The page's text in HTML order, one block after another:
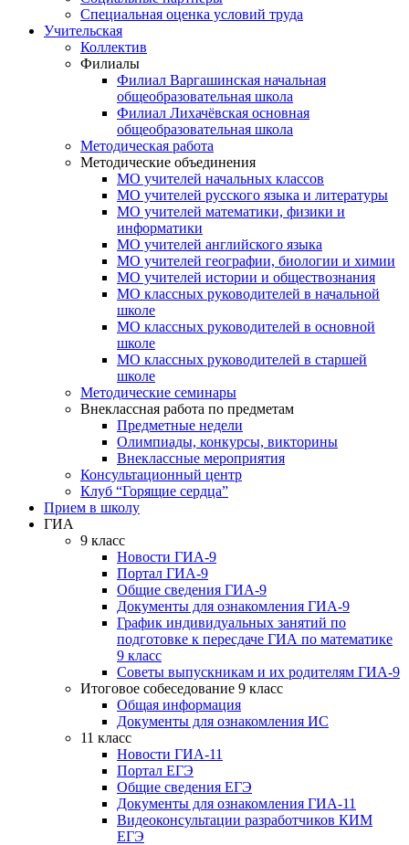
Специальная оценка условий труда
Учительская
Коллектив
Филиалы
Филиал Варгашинская начальная
общеобразовательная школа
Филиал Лихачёвская основная
общеобразовательная школа
Методическая работа
Методические объединения
МО учителей начальных классов
МО учителей русского языка и литературы
МО учителей математики, физики и
информатики
МО учителей английского языка
МО учителей географии, биологии и химии
МО учителей истории и обществознания
МО классных руководителей в начальной
школе
МО классных руководителей в основной
школе
МО классных руководителей в старшей
школе
Методические семинары
Внеклассная работа по предметам
Предметные недели
Олимпиады, конкурсы, викторины
Внеклассные мероприятия
Консультационный центр
Клуб “Горящие сердца”
Прием в школу
ГИА
9 класс
Новости ГИА-9
Портал ГИА-9
Общие сведения ГИА-9
Документы для ознакомления ГИА-9
График индивидуальных занятий по
подготовке к пересдаче ГИА по математике
9 класс
Советы выпускникам и их родителям ГИА-9
Итоговое собеседование 9 класс
Общая информация
Документы для ознакомления ИС
11 класс
Новости ГИА-11
Портал ЕГЭ
Общие сведения ЕГЭ
Документы для ознакомления ГИА-11
Видеоконсультации разработчиков КИМ
ЕГЭ